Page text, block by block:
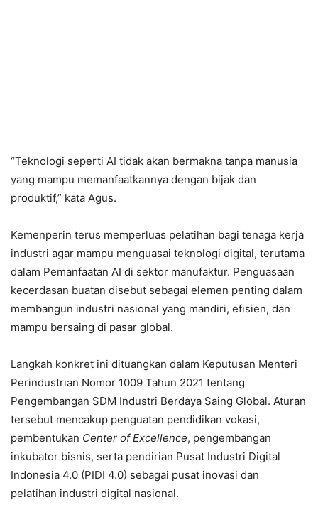
“Teknologi seperti AI tidak akan bermakna tanpa manusia
yang mampu memanfaatkannya dengan bijak dan
produktif,” kata Agus.
Kemenperin terus memperluas pelatihan bagi tenaga kerja
industri agar mampu menguasai teknologi digital, terutama
dalam Pemanfaatan AI di sektor manufaktur. Penguasaan
kecerdasan buatan disebut sebagai elemen penting dalam
membangun industri nasional yang mandiri, efisien, dan
mampu bersaing di pasar global.
Langkah konkret ini dituangkan dalam Keputusan Menteri
Perindustrian Nomor 1009 Tahun 2021 tentang
Pengembangan SDM Industri Berdaya Saing Global. Aturan
tersebut mencakup penguatan pendidikan vokasi,
pembentukan Center of Excellence, pengembangan
inkubator bisnis, serta pendirian Pusat Industri Digital
Indonesia 4.0 (PIDI 4.0) sebagai pusat inovasi dan
pelatihan industri digital nasional.